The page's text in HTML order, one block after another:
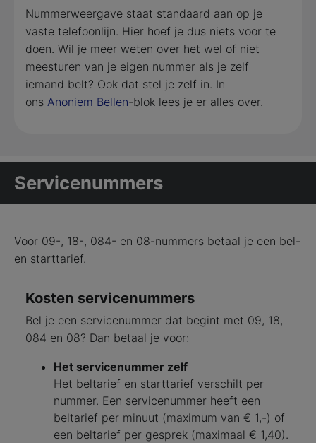
Nummerweergave staat standaard aan op je
vaste telefoonlijn. Hier hoef je dus niets voor te
doen. Wil je meer weten over het wel of niet
meesturen van je eigen nummer als je zelf
iemand belt? Ook dat stel je zelf in. In
ons Anoniem Bellen-blok lees je er alles over.
Servicenummers
Voor 09-, 18-, 084- en 08-nummers betaal je een bel-
en starttarief.
Kosten servicenummers
Bel je een servicenummer dat begint met 09, 18,
084 en 08? Dan betaal je voor:
Het servicenummer zelf
Het beltarief en starttarief verschilt per
nummer. Een servicenummer heeft een
beltarief per minuut (maximum van € 1,-) of
een beltarief per gesprek (maximaal € 1,40).